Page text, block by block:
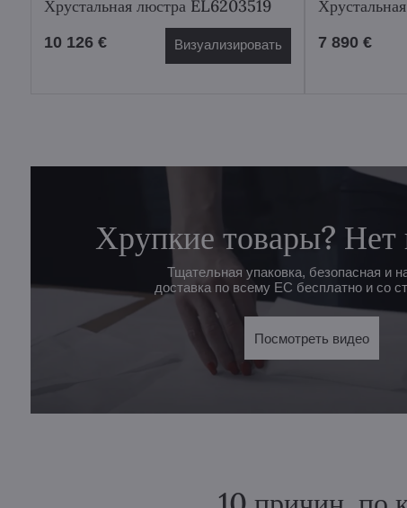
Хрустальная люстра EL6203519
10 126 € Визуализировать 7 890 €
Хрупкие товары? Нет
Тщательная упаковка, безопасная и
доставка по всему ЕС бесплатно и со
Посмотреть видео